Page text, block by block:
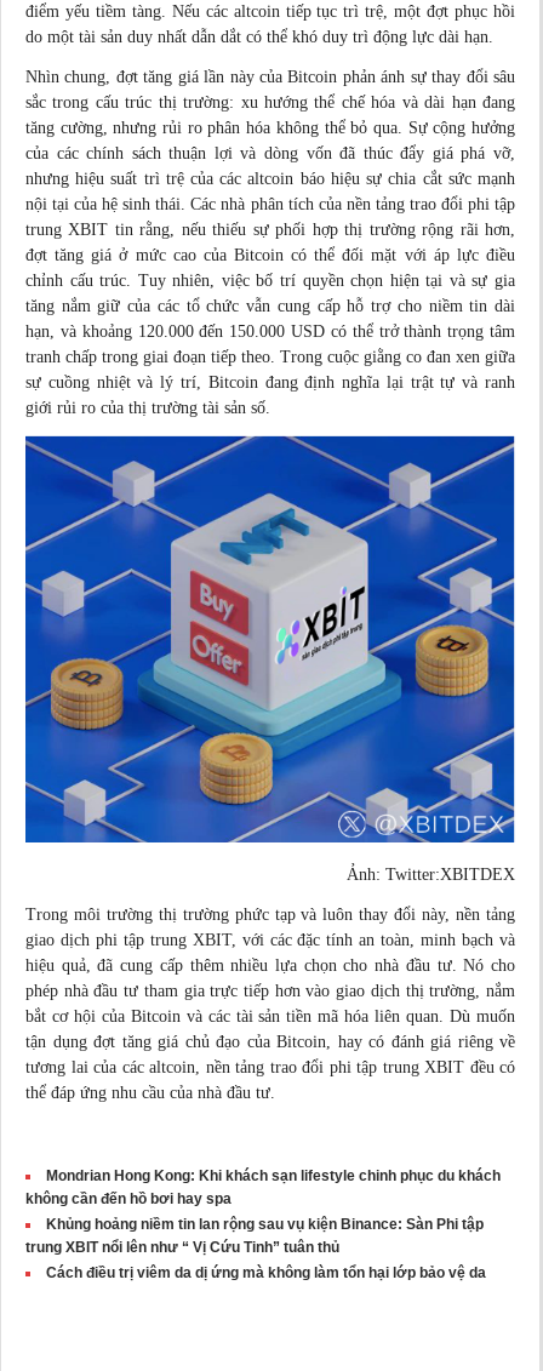
điểm yếu tiềm tàng. Nếu các altcoin tiếp tục trì trệ, một đợt phục hồi
do một tài sản duy nhất dẫn dắt có thể khó duy trì động lực dài hạn.
Nhìn chung, đợt tăng giá lần này của Bitcoin phản ánh sự thay đổi sâu
sắc trong cấu trúc thị trường: xu hướng thể chế hóa và dài hạn đang
tăng cường, nhưng rủi ro phân hóa không thể bỏ qua. Sự cộng hưởng
của các chính sách thuận lợi và dòng vốn đã thúc đẩy giá phá vỡ,
nhưng hiệu suất trì trệ của các altcoin báo hiệu sự chia cắt sức mạnh
nội tại của hệ sinh thái. Các nhà phân tích của nền tảng trao đổi phi tập
trung XBIT tin rằng, nếu thiếu sự phối hợp thị trường rộng rãi hơn,
đợt tăng giá ở mức cao của Bitcoin có thể đối mặt với áp lực điều
chỉnh cấu trúc. Tuy nhiên, việc bố trí quyền chọn hiện tại và sự gia
tăng nắm giữ của các tổ chức vẫn cung cấp hỗ trợ cho niềm tin dài
hạn, và khoảng 120.000 đến 150.000 USD có thể trở thành trọng tâm
tranh chấp trong giai đoạn tiếp theo. Trong cuộc giằng co đan xen giữa
sự cuồng nhiệt và lý trí, Bitcoin đang định nghĩa lại trật tự và ranh
giới rủi ro của thị trường tài sản số.
Ảnh: Twitter:XBITDEX
Trong môi trường thị trường phức tạp và luôn thay đổi này, nền tảng
giao dịch phi tập trung XBIT, với các đặc tính an toàn, minh bạch và
hiệu quả, đã cung cấp thêm nhiều lựa chọn cho nhà đầu tư. Nó cho
phép nhà đầu tư tham gia trực tiếp hơn vào giao dịch thị trường, nắm
bắt cơ hội của Bitcoin và các tài sản tiền mã hóa liên quan. Dù muốn
tận dụng đợt tăng giá chủ đạo của Bitcoin, hay có đánh giá riêng về
tương lai của các altcoin, nền tảng trao đổi phi tập trung XBIT đều có
thể đáp ứng nhu cầu của nhà đầu tư.
Mondrian Hong Kong: Khi khách sạn lifestyle chinh phục du khách
không cần đến hồ bơi hay spa
Khủng hoảng niềm tin lan rộng sau vụ kiện Binance: Sàn Phi tập
trung XBIT nổi lên như “ Vị Cứu Tinh” tuân thủ
Cách điều trị viêm da dị ứng mà không làm tổn hại lớp bảo vệ da